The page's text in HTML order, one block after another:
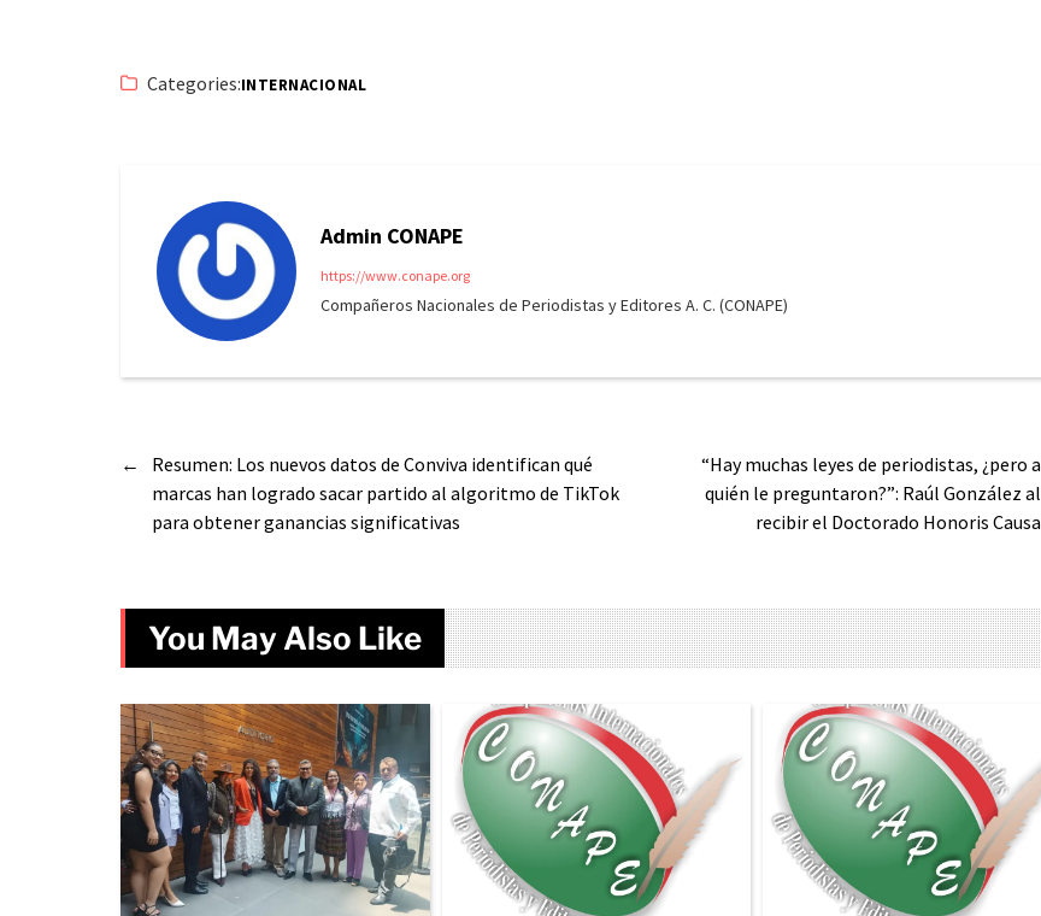
Categories:INTERNACIONAL
Admin CONAPE
https://www.conape.org
Compañeros Nacionales de Periodistas y Editores A. C. (CONAPE)
←
Resumen: Los nuevos datos de Conviva identifican qué
marcas han logrado sacar partido al algoritmo de TikTok
para obtener ganancias significativas
“Hay muchas leyes de periodistas, ¿pero a
quién le preguntaron?”: Raúl González al
recibir el Doctorado Honoris Causa
You May Also Like